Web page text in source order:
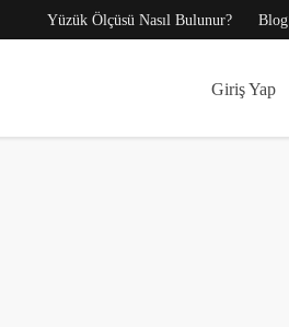
Yüzük Ölçüsü Nasıl Bulunur? Blog
Giriş Yap